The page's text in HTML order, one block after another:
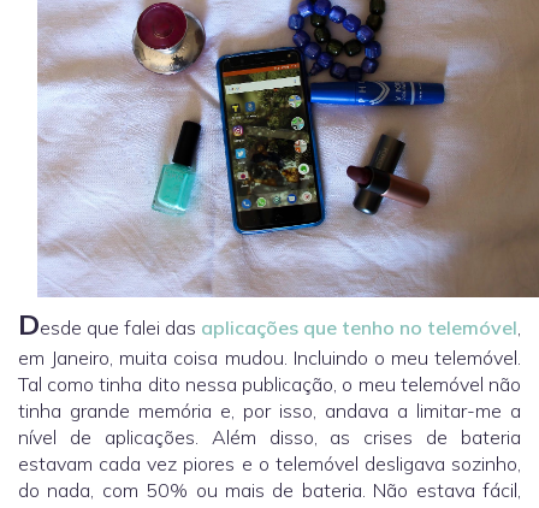
Desde que falei das aplicações que tenho no telemóvel
em Janeiro, muita coisa mudou. Incluindo o meu telemóvel.
Tal como tinha dito nessa publicação, o meu telemóvel não
tinha grande memória e, por isso, andava a limitar-me a
nível de aplicações. Além disso, as crises de bateria
estavam cada vez piores e o telemóvel desligava sozinho,
do nada, com 50% ou mais de bateria. Não estava fácil,